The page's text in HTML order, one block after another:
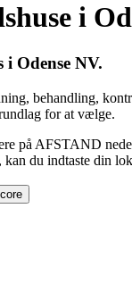
i
i Odense NV.
behandling,
for at vælge.
på AFSTAND
du indtaste din